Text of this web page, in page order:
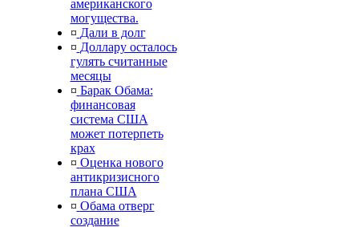
американского
могущества.
¤ Дали в долг
¤ Доллару осталось
гулять считанные
месяцы
¤ Барак Обама:
финансовая
система США
может потерпеть
крах
¤ Оценка нового
антикризисного
плана США
¤ Обама отверг
создание